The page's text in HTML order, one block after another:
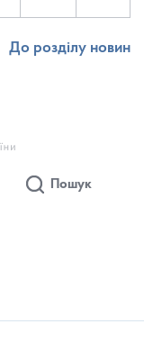
До розділу новин
Пошук